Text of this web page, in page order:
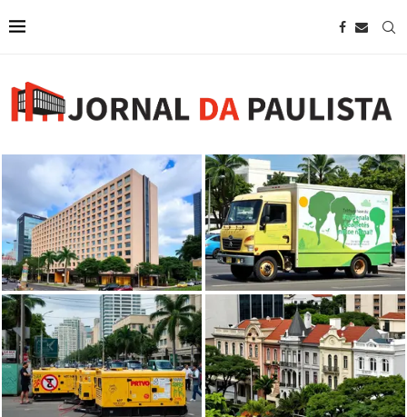
Wyndham anuncia novo hotel em
São Paulo próximo à Avenida
Paulista
Mostra dentro de caminhão na
Avenida Paulista aborda
pensamento ambiental visionário
de...
Prefeitura de SP proíbe uso de
geradores por artistas na avenida
Paulista
Casarões tombados na Avenida
Paulista: informações essenciais